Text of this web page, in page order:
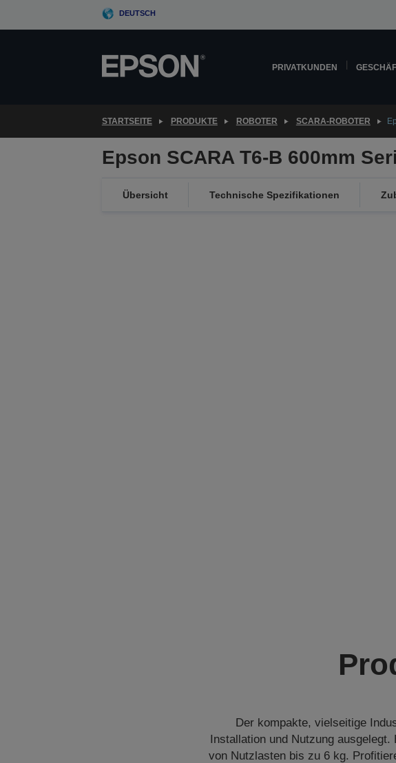
DEUTSCH
PRIVATKUNDEN
STARTSEITE PRODUKTE ROBOTER SCARA-ROBOTER
Epson SCARA T6-B 600mm
Übersicht Technische Spezifikationen
Der kompakte, vielseitige
Installation und Nutzung
von Nutzlasten bis zu 6 kg.